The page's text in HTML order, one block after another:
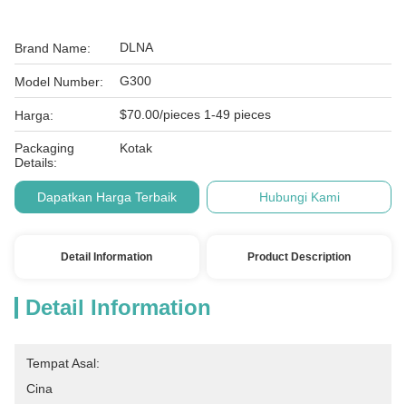
Brand Name: DLNA
Model Number: G300
Harga: $70.00/pieces 1-49 pieces
Packaging
Details:
Kotak
Dapatkan Harga Terbaik Hubungi Kami
Detail Information Product Description
Detail Information
Tempat Asal:
Cina